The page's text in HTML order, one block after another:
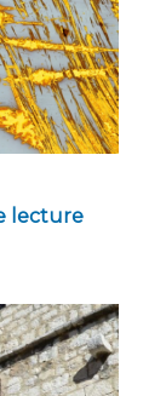
lecture